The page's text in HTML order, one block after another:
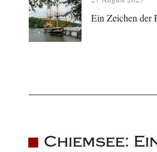
Ein Zeichen der
Chiemsee: